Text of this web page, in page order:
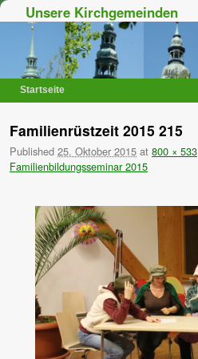
Unsere Kirchgemeinden
Startseite
Familienrüstzeit 2015 215
Published 25. Oktober 2015 at 800 × 533
Familienbildungsseminar 2015